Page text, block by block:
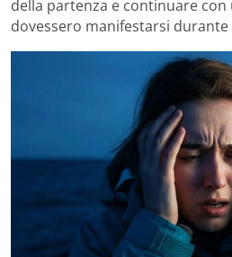
della partenza e continuare con
dovessero manifestarsi durante